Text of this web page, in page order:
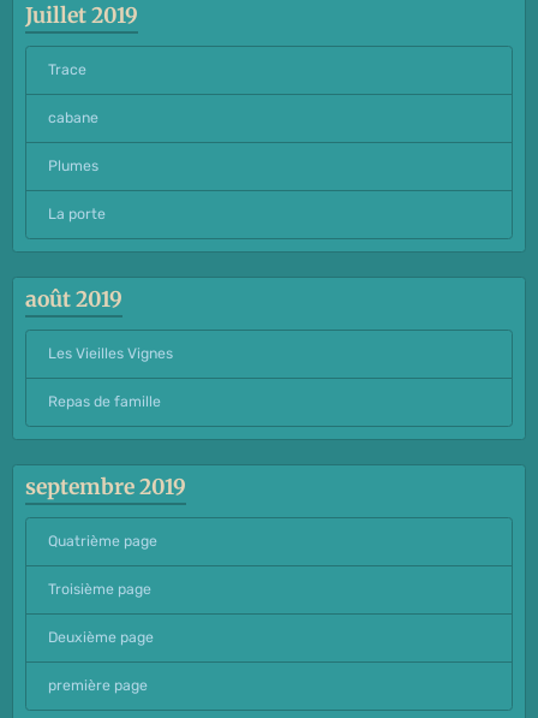
Juillet 2019
Trace
cabane
Plumes
La porte
août 2019
Les Vieilles Vignes
Repas de famille
septembre 2019
Quatrième page
Troisième page
Deuxième page
première page